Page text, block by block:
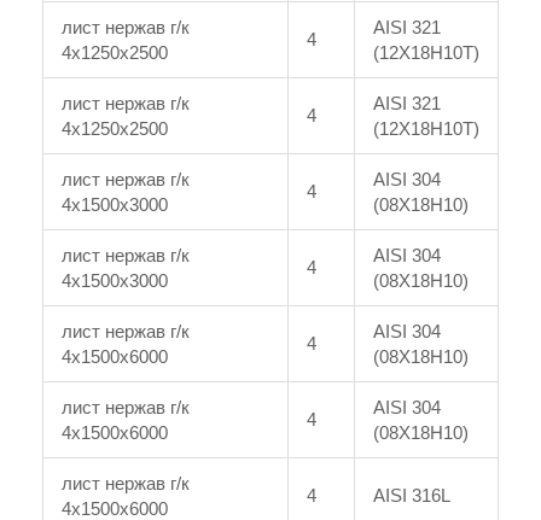
лист нержав г/к
4x1250x2500
4
AISI 321
(12Х18Н10Т)
лист нержав г/к
4x1250x2500
4
AISI 321
(12Х18Н10Т)
лист нержав г/к
4x1500x3000
4
AISI 304
(08Х18Н10)
лист нержав г/к
4x1500x3000
4
AISI 304
(08Х18Н10)
лист нержав г/к
4x1500x6000
4
AISI 304
(08Х18Н10)
лист нержав г/к
4x1500x6000
4
AISI 304
(08Х18Н10)
лист нержав г/к
4x1500x6000
4 AISI 316L